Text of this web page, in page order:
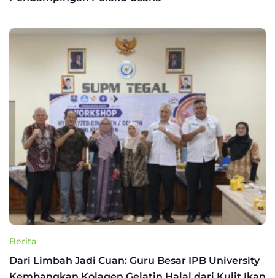
Berita
Dari Limbah Jadi Cuan: Guru Besar IPB University